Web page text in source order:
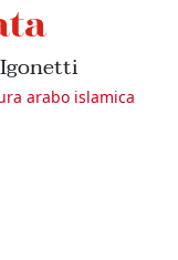
arabo islamica